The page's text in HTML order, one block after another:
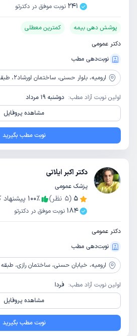
241 نوبت موفق در دکترتو
پوشش دهی بیمه
کمترین معطلی
دکتر عمومی
نوبت‌دهی مطب
ارومیه، بلوار حسنی، ساختمان اورشاد2، طبقه5، واحد26
اولین نوبت آزاد مطب: دوشنبه 19 مرداد
مشاهده پروفایل
نوبت مطب بگیرید
دکتر اکبر ایلاتی
پزشک عمومی
5
(
5 نظر) 100٪
پیشنهاد
184 نوبت موفق در دکترتو
دکتر عمومی
نوبت‌دهی مطب
ارومیه، خیابان حسنی، ساختمان رازی، طبقه 8
اولین نوبت آزاد مطب: فردا
مشاهده پروفایل
نوبت مطب بگیرید